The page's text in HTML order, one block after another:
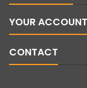
YOUR ACCOUNT
CONTACT